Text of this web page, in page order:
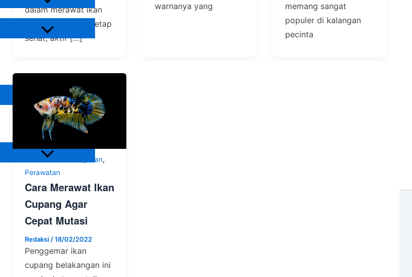
Hewan Peliharaan
Burung
Lain-Lain
Tanaman Pangan
Tanaman sayuran
Tanaman Hias
Anorganik
Organik
dalam merawat ikan
molly balon agar tetap
sehat, aktif […]
warnanya yang
memang sangat
populer di kalangan
pecinta
Hewan Peliharaan Ikan,
Perawatan
Cara Merawat Ikan
Cupang Agar
Cepat Mutasi
Redaksi/18/02/2022
Penggemar ikan
cupang belakangan ini